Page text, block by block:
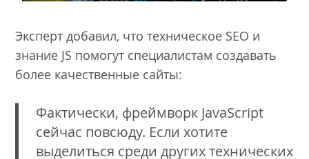
Эксперт добавил, что техническое SEO и
знание JS помогут специалистам создавать
более качественные сайты:
Фактически, фреймворк JavaScript
сейчас повсюду. Если хотите
выделиться среди других технических